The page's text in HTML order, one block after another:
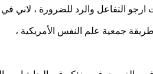
التفاعل والرد للضرورة ، لاني في
طريقة جمعية علم النفس الأمريكية ،